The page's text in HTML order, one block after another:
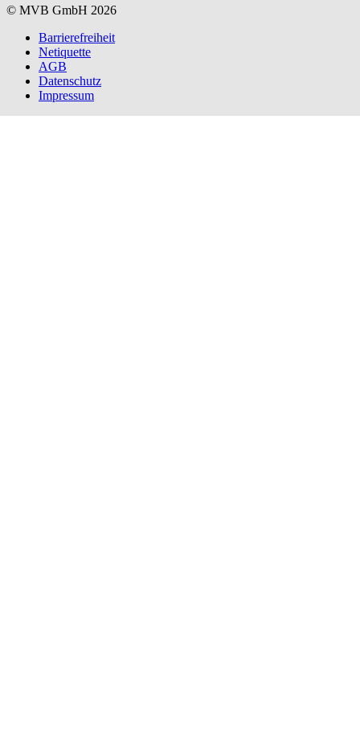
© MVB GmbH 2026
Barrierefreiheit
Netiquette
AGB
Datenschutz
Impressum